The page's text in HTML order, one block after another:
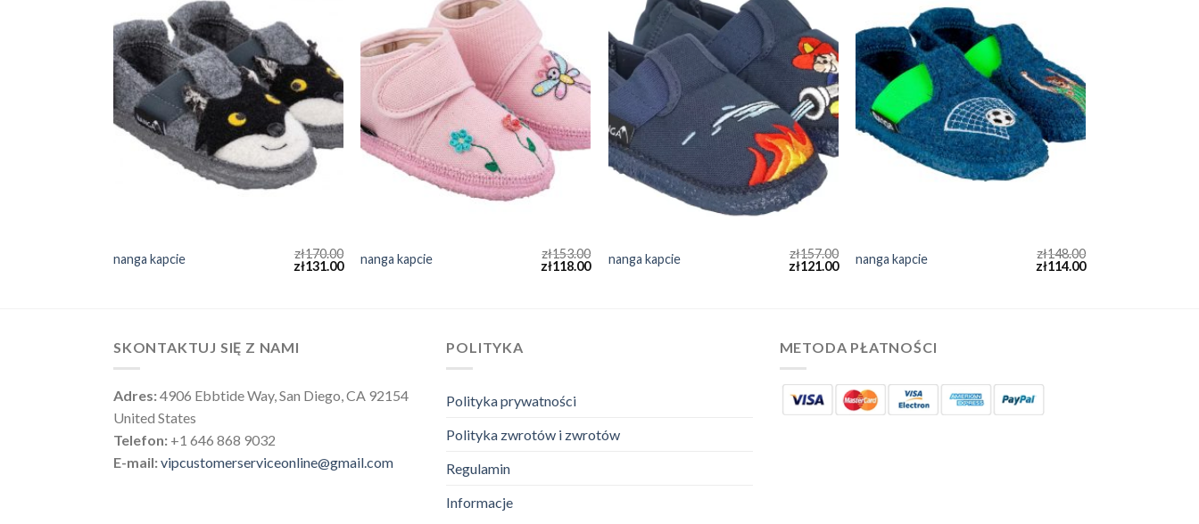
nanga kapcie zł170.00
zł131.00 nanga kapcie zł153.00
zł118.00 nanga kapcie zł157.00
zł121.00 nanga kapcie zł148.00
zł114.00
SKONTAKTUJ SIĘ Z NAMI
Adres:4906 Ebbtide Way, San Diego, CA 92154
United States
Telefon: +1 646 868 9032
E-mail:vipcustomerserviceonline@gmail.com
POLITYKA
Polityka prywatności
Polityka zwrotów i zwrotów
Regulamin
Informacje
METODA PŁATNOŚCI